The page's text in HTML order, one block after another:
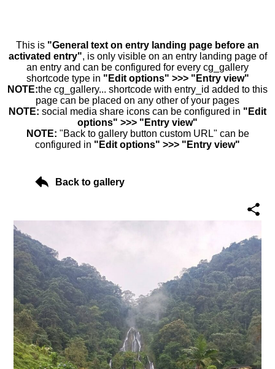
This is "General text on entry landing page before an
activated entry", is only visible on an entry landing page of
an entry and can be configured for every cg_gallery
shortcode type in "Edit options" >>> "Entry view"
NOTE:the cg_gallery... shortcode with entry_id added to this
page can be placed on any other of your pages
NOTE: social media share icons can be configured in "Edit
options" >>> "Entry view"
NOTE: "Back to gallery button custom URL" can be
configured in "Edit options" >>> "Entry view"
Back to gallery